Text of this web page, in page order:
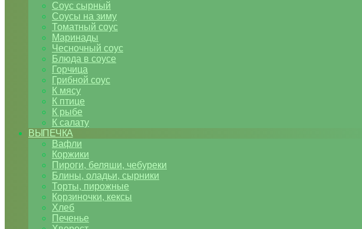
Соус сырный
Соусы на зиму
Томатный соус
Маринады
Чесночный соус
Блюда в соусе
Горчица
Грибной соус
К мясу
К птице
К рыбе
К салату
ВЫПЕЧКА
Вафли
Коржики
Пироги, беляши, чебуреки
Блины, оладьи, сырники
Торты, пирожные
Корзиночки, кексы
Хлеб
Печенье